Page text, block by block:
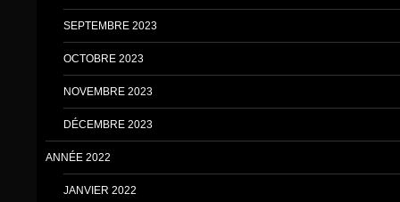
SEPTEMBRE 2023
OCTOBRE 2023
NOVEMBRE 2023
DÉCEMBRE 2023
ANNÉE 2022
JANVIER 2022